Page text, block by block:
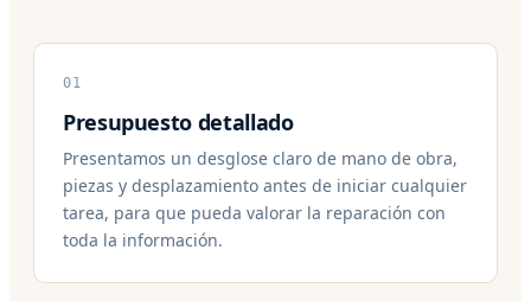
01
Presupuesto detallado
Presentamos un desglose claro de mano de obra,
piezas y desplazamiento antes de iniciar cualquier
tarea, para que pueda valorar la reparación con
toda la información.